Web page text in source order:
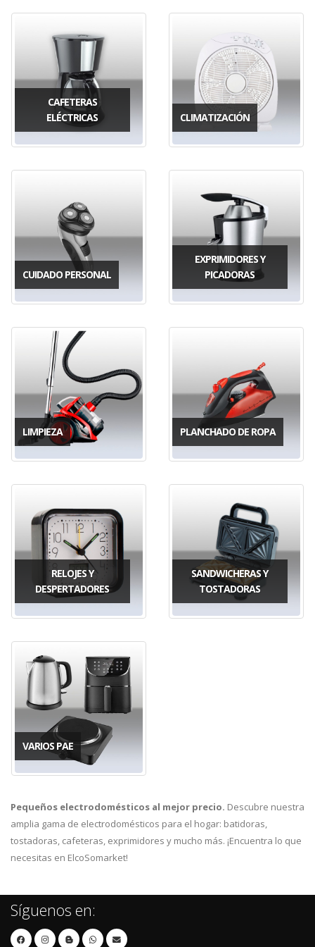
CAFETERAS
ELÉCTRICAS
CLIMATIZACIÓN
CUIDADO PERSONAL
EXPRIMIDORES Y
PICADORAS
LIMPIEZA PLANCHADO DE ROPA
RELOJES Y
DESPERTADORES
SANDWICHERAS Y
TOSTADORAS
VARIOS PAE
Pequeños electrodomésticos al mejor precio. Descubre nuestra
amplia gama de electrodomésticos para el hogar: batidoras,
tostadoras, cafeteras, exprimidores y mucho más. ¡Encuentra lo que
necesitas en ElcoSomarket!
Síguenos en: